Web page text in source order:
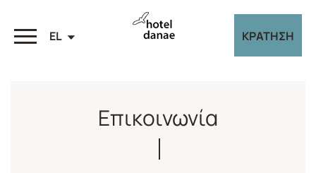
ΚΡΑΤΗΣΗ
EL
Επικοινωνία